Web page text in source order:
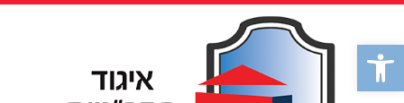
פתח סרגל נגישות